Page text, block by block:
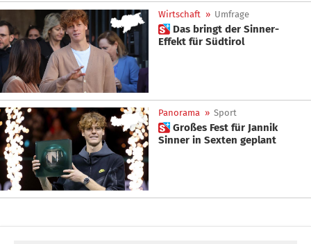
Wirtschaft » Umfrage
 Das bringt der Sinner-
Effekt für Südtirol
Panorama » Sport
 Großes Fest für Jannik
Sinner in Sexten geplant